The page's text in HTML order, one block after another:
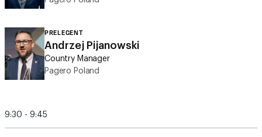
PRELEGENT
Country Manager
Pagero Poland